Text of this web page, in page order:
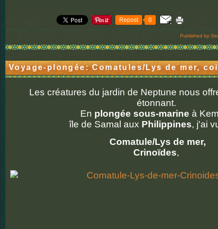
Repost 0
Published by
Voyage-plongée: Comatules/Lys de mer,
Les créatures du jardin de Neptune nous
étonnant.
En plongée sous-marine à
île de Samal aux Philippines, j'ai
Comatule/Lys de mer,
Crinoïdes,